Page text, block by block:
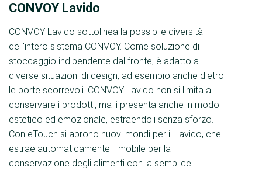
CONVOY Lavido
CONVOY Lavido sottolinea la possibile diversità
dell'intero sistema CONVOY. Come soluzione di
stoccaggio indipendente dal fronte, è adatto a
diverse situazioni di design, ad esempio anche dietro
le porte scorrevoli. CONVOY Lavido non si limita a
conservare i prodotti, ma li presenta anche in modo
estetico ed emozionale, estraendoli senza sforzo.
Con eTouch si aprono nuovi mondi per il Lavido, che
estrae automaticamente il mobile per la
conservazione degli alimenti con la semplice